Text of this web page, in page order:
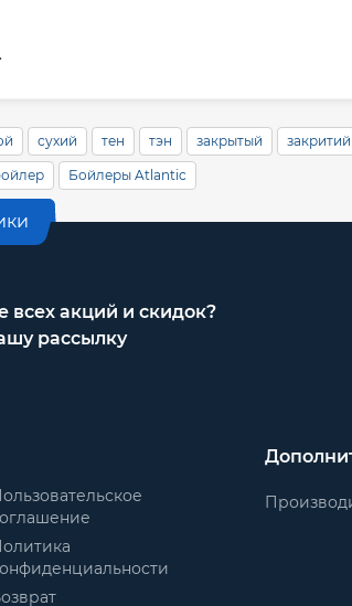
сухий тен тэн закрытый закритий
Бойлеры Atlantic
всех акций и скидок?
рассылку